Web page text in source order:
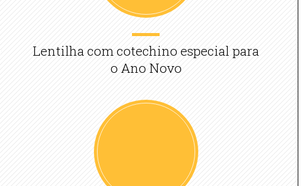
Lentilha com cotechino especial para
o Ano Novo